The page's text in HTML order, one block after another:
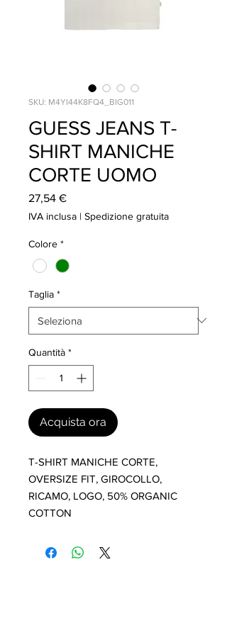
SKU: M4YI44K8FQ4_BIG011
GUESS JEANS T-
SHIRT MANICHE
CORTE UOMO
27,54 €Prezzo
IVA inclusa | Spedizione gratuita
Colore *
Taglia *
Quantità *
Acquista ora
T-SHIRT MANICHE CORTE,
OVERSIZE FIT, GIROCOLLO,
RICAMO, LOGO, 50% ORGANIC
COTTON